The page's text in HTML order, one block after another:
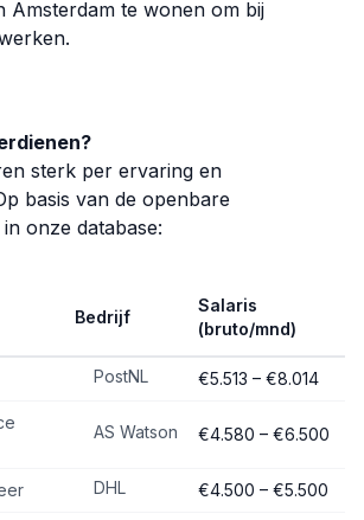
Amsterdam te wonen om bij
sterk per ervaring en
basis van de openbare
onze database:
Bedrijf
Salaris
(bruto/mnd)
PostNL €5.513 – €8.014
AS Watson €4.580 – €6.500
DHL €4.500 – €5.500